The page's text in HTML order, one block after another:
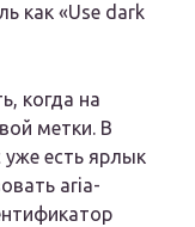
как «Use dark
когда на
метки. В
уже есть ярлык
aria-